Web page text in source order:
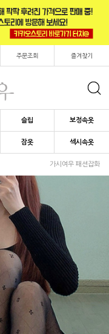
주문조회 즐겨찾기
슬립 보정속옷
잠옷 섹시속옷
가시여우 패션잡화